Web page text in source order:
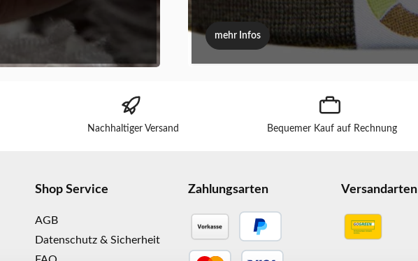
mehr Infos
Nachhaltiger Versand Bequemer Kauf auf Rechnung
Shop Service
AGB
Datenschutz & Sicherheit
Zahlungsarten Versandarten